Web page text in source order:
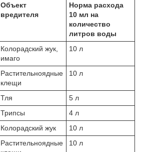
Объект
вредителя
Норма расхода
10 мл на
количество
литров воды
Колорадский жук,
имаго
10 л
Растительноядные
клещи
10 л
Тля
5 л
Трипсы
4 л
Колорадский жук
10 л
Растительноядные
10 л